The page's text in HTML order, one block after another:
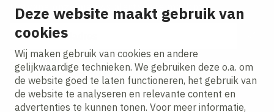
Deze website maakt gebruik van
cookies
Wij maken gebruik van cookies en andere
gelijkwaardige technieken. We gebruiken deze o.a. om
de website goed te laten functioneren, het gebruik van
de website te analyseren en relevante content en
advertenties te kunnen tonen. Voor meer informatie,
Ontvang onze nieuws alerts in je mailbox!
E-mailadres
Ik ga akkoord met hetprivacy statement.